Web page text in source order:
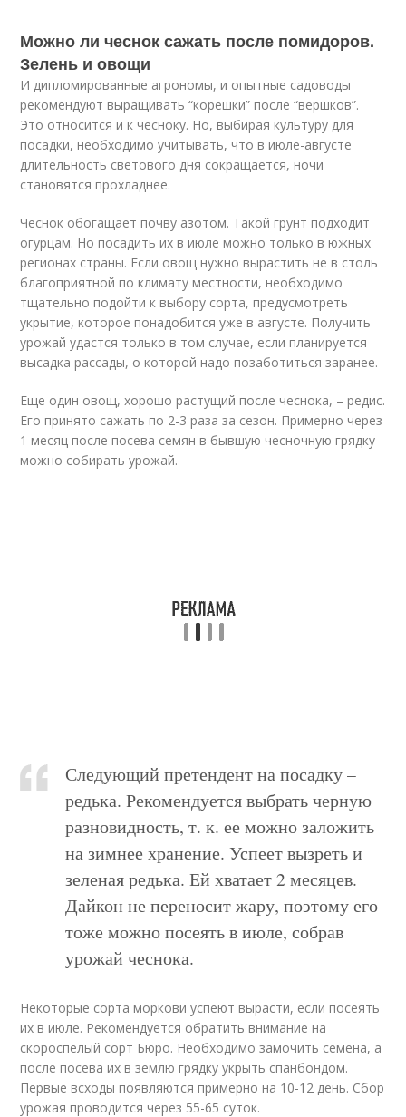
Можно ли чеснок сажать после помидоров.
Зелень и овощи
И дипломированные агрономы, и опытные садоводы
рекомендуют выращивать “корешки” после “вершков”.
Это относится и к чесноку. Но, выбирая культуру для
посадки, необходимо учитывать, что в июле-августе
длительность светового дня сокращается, ночи
становятся прохладнее.
Чеснок обогащает почву азотом. Такой грунт подходит
огурцам. Но посадить их в июле можно только в южных
регионах страны. Если овощ нужно вырастить не в столь
благоприятной по климату местности, необходимо
тщательно подойти к выбору сорта, предусмотреть
укрытие, которое понадобится уже в августе. Получить
урожай удастся только в том случае, если планируется
высадка рассады, о которой надо позаботиться заранее.
Еще один овощ, хорошо растущий после чеснока, – редис.
Его принято сажать по 2-3 раза за сезон. Примерно через
1 месяц после посева семян в бывшую чесночную грядку
можно собирать урожай.
Следующий претендент на посадку –
редька. Рекомендуется выбрать черную
разновидность, т. к. ее можно заложить
на зимнее хранение. Успеет вызреть и
зеленая редька. Ей хватает 2 месяцев.
Дайкон не переносит жару, поэтому его
тоже можно посеять в июле, собрав
урожай чеснока.
Некоторые сорта моркови успеют вырасти, если посеять
их в июле. Рекомендуется обратить внимание на
скороспелый сорт Бюро. Необходимо замочить семена, а
после посева их в землю грядку укрыть спанбондом.
Первые всходы появляются примерно на 10-12 день. Сбор
урожая проводится через 55-65 суток.